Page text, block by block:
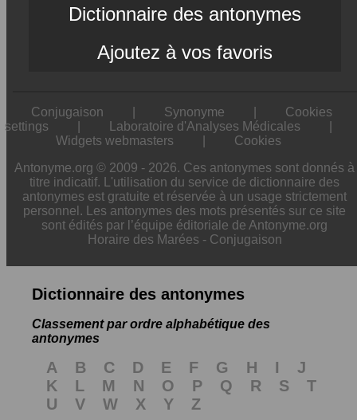
Dictionnaire des antonymes
Ajoutez à vos favoris
Conjugaison Synonyme
Cookies
settings
Laboratoire d'Analyses Médicales
Widgets webmasters
Cookies
Antonyme.org © 2009 - 2026. Ces antonymes sont donnés à
titre indicatif. L'utilisation du service de dictionnaire des
antonymes est gratuite et réservée à un usage strictement
personnel. Les antonymes des mots présentés sur ce site
sont édités par l’équipe éditoriale de Antonyme.org
Horaire des Marées - Conjugaison
Dictionnaire des antonymes
Classement par ordre alphabétique des
antonymes
A B C D E F G H I
J
K
L M N O P Q R S
T
U
V W X Y
Z